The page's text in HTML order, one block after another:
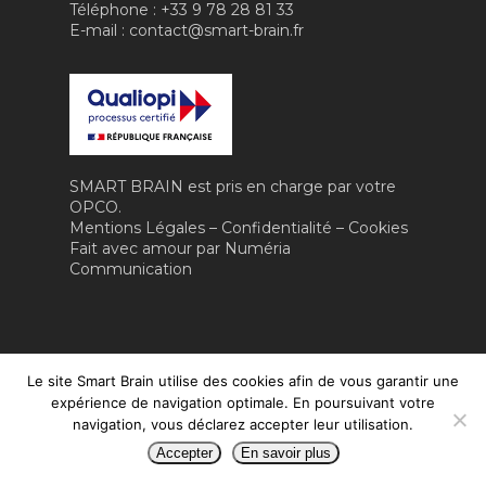
Téléphone : +33 9 78 28 81 33
E-mail : contact@smart-brain.fr
SMART BRAIN est pris en charge par votre
OPCO.
Mentions Légales – Confidentialité – Cookies
Fait avec amour par Numéria
Communication
CONTACT
Le site Smart Brain utilise des cookies afin de vous garantir une
expérience de navigation optimale. En poursuivant votre
navigation, vous déclarez accepter leur utilisation.
Accepter En savoir plus